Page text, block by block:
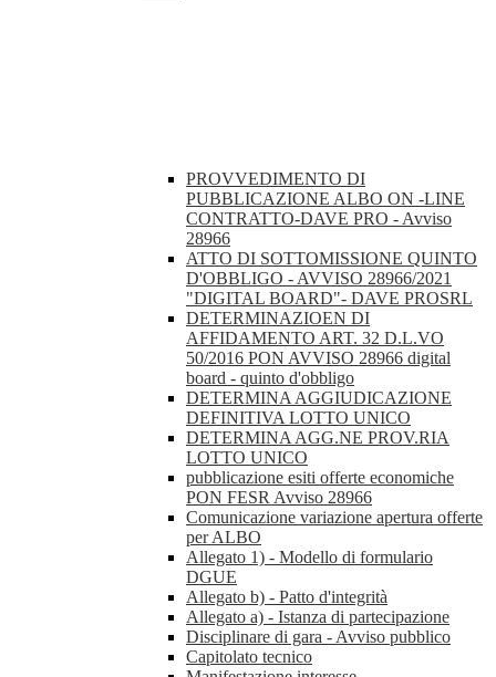
PROVVEDIMENTO DI
PUBBLICAZIONE ALBO ON -LINE
CONTRATTO-DAVE PRO - Avviso
28966
ATTO DI SOTTOMISSIONE QUINTO
D'OBBLIGO - AVVISO 28966/2021
"DIGITAL BOARD"- DAVE PROSRL
DETERMINAZIOEN DI
AFFIDAMENTO ART. 32 D.L.VO
50/2016 PON AVVISO 28966 digital
board - quinto d'obbligo
DETERMINA AGGIUDICAZIONE
DEFINITIVA LOTTO UNICO
DETERMINA AGG.NE PROV.RIA
LOTTO UNICO
pubblicazione esiti offerte economiche
PON FESR Avviso 28966
Comunicazione variazione apertura offerte
per ALBO
Allegato 1) - Modello di formulario
DGUE
Allegato b) - Patto d'integrità
Allegato a) - Istanza di partecipazione
Disciplinare di gara - Avviso pubblico
Capitolato tecnico